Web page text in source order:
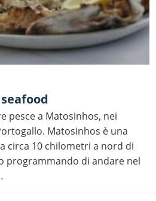
pesce a Matosinhos, nei
Matosinhos è una
circa 10 chilometri a nord di
programmando di andare nel